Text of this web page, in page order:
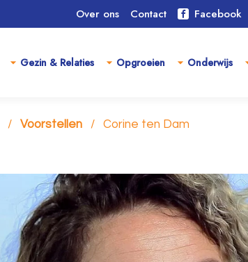
Over ons Contact Facebook
Gezin & Relaties Opgroeien Onderwijs
Voorstellen Corine ten Dam